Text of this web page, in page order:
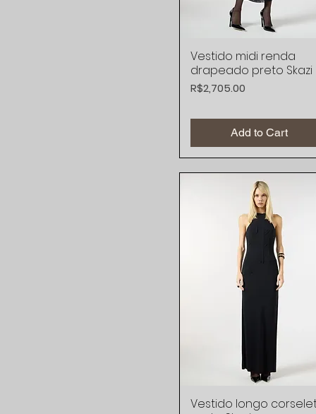
Quick View
Vestido midi renda
drapeado preto Skazi
Price
R$2,705.00
Add to Cart
Quick View
Vestido longo